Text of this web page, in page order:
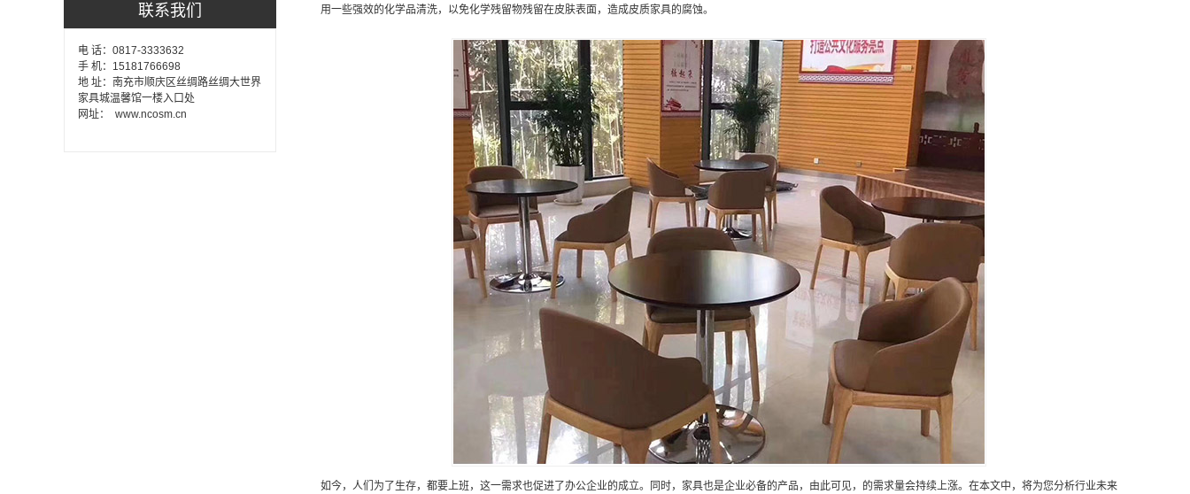
联系我们
电 话：0817-3333632
手 机：15181766698
地 址：南充市顺庆区丝绸路丝绸大世界
家具城温馨馆一楼入口处
网址： www.ncosm.cn
用一些强效的化学品清洗，以免化学残留物残留在皮肤表面，造成皮质家具的腐蚀。
如今，人们为了生存，都要上班，这一需求也促进了办公企业的成立。同时，家具也是企业必备的产品，由此可见，的需求量会持续上涨。在本文中，将为您分析行业未来